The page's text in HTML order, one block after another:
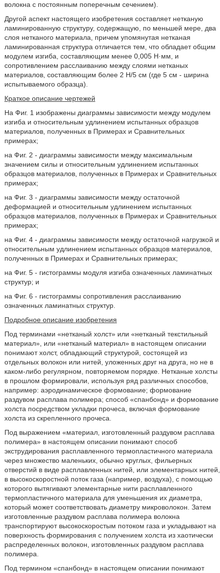
волокна с постоянным поперечным сечением).
Другой аспект настоящего изобретения составляет нетканую
ламинированную структуру, содержащую, по меньшей мере, два
слоя нетканого материала, причем упомянутая нетканая
ламинированная структура отличается тем, что обладает общим
модулем изгиба, составляющим менее 0,005 Н·мм, и
сопротивлением расслаиванию между слоями нетканых
материалов, составляющим более 2 Н/5 см (где 5 см - ширина
испытываемого образца).
Краткое описание чертежей
На Фиг. 1 изображены диаграммы зависимости между модулем
изгиба и относительным удлинением испытанных образцов
материалов, полученных в Примерах и Сравнительных
примерах;
на Фиг. 2 - диаграммы зависимости между максимальным
значением силы и относительным удлинением испытанных
образцов материалов, полученных в Примерах и Сравнительных
примерах;
на Фиг. 3 - диаграммы зависимости между остаточной
деформацией и относительным удлинением испытанных
образцов материалов, полученных в Примерах и Сравнительных
примерах;
на Фиг. 4 - диаграммы зависимости между остаточной нагрузкой и
относительным удлинением испытанных образцов материалов,
полученных в Примерах и Сравнительных примерах;
на Фиг. 5 - гистограммы модуля изгиба означенных ламинатных
структур; и
на Фиг. 6 - гистограммы сопротивления расслаиванию
означенных ламинатных структур.
Подробное описание изобретения
Под терминами «нетканый холст» или «нетканый текстильный
материал», или «нетканый материал» в настоящем описании
понимают холст, обладающий структурой, состоящей из
отдельных волокон или нитей, уложенных друг на друга, но не в
каком-либо регулярном, повторяемом порядке. Нетканые холсты
в прошлом формировали, используя ряд различных способов,
например: аэродинамическое формование; формование
раздувом расплава полимера; способ «спанбонд» и формование
холста посредством укладки прочеса, включая формование
холста из скрепленного прочеса.
Под выражением «материал, изготовленный раздувом расплава
полимера» в настоящем описании понимают способ
экструдирования расплавленного термопластичного материала
через множество маленьких, обычно круглых, фильерных
отверстий в виде расплавленных нитей, или элементарных нитей,
в высокоскоростной поток газа (например, воздуха), с помощью
которого вытягивают элементарные нити расплавленного
термопластичного материала для уменьшения их диаметра,
который может соответствовать диаметру микроволокон. Затем
изготовленные раздувом расплава полимера волокна
транспортируют высокоскоростым потоком газа и укладывают на
поверхность формирования с получением холста из хаотически
распределенных волокон, изготовленных раздувом расплава
полимера.
Под термином «спанбонд» в настоящем описании понимают